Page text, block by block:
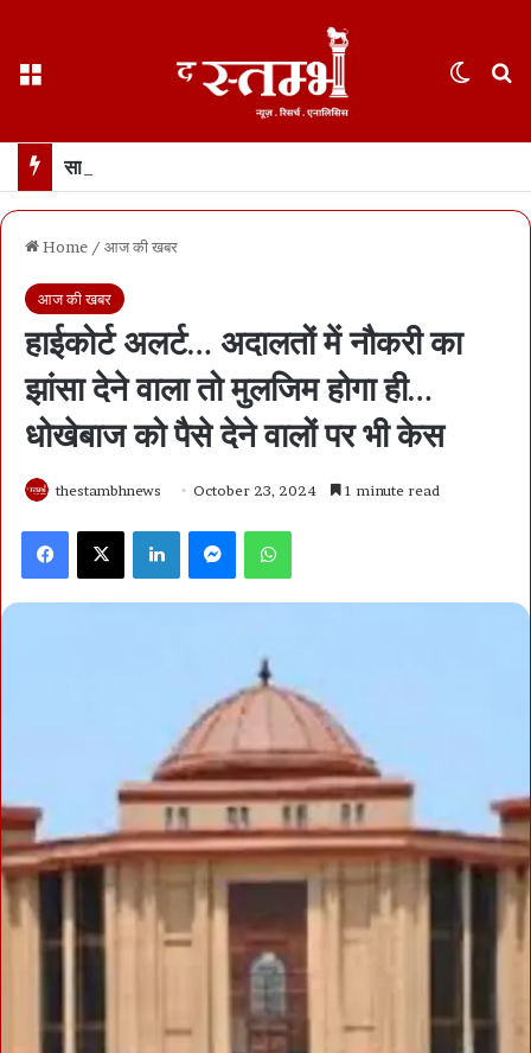
Home / आज की खबर
आज की खबर
हाईकोर्ट अलर्ट… अदालतों में नौकरी का
झांसा देने वाला तो मुलजिम होगा ही…
धोखेबाज को पैसे देने वालों पर भी केस
thestambhnews October 23, 2024 1 minute read
Facebook X LinkedIn